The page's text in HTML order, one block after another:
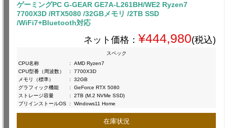
ゲーミングPC G-GEAR GE7A-L261BH/WE2 Ryzen7
7700X3D /RTX5080 /32GBメモリ /2TB SSD
/WiFi7+Bluetooth対応
ネット価格： ¥444,980(税込)
スペック
CPU名称
:
AMD Ryzen7
CPU型番（周波数）
:
7700X3D
メモリ（標準）
:
32GB
グラフィック機能
:
GeForce RTX 5080
ストレージ容量
:
2TB (M.2 NVMe SSD)
プリインストールOS : Windows11 Home
在庫状況